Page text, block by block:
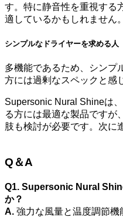
す。特に静音性を重視する
適しているかもしれません。
シンプルなドライヤーを求める人
多機能であるため、シンプ
方には過剰なスペックと感
Supersonic Nural Shineは
る方には最適な製品ですが
肢も検討が必要です。次に
Q＆A
Q1. Supersonic Nural
か？
A. 強力な風量と温度調節機